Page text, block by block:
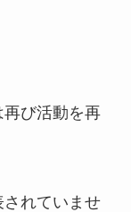
び活動を再
れていませ